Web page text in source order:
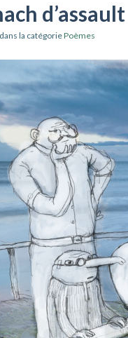
d’assault
dans la catégoriePoèmes